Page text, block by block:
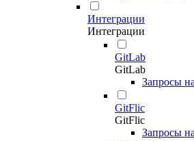
Интеграции
Интеграции
GitLab
GitLab
Запросы
GitFlic
GitFlic
Запросы